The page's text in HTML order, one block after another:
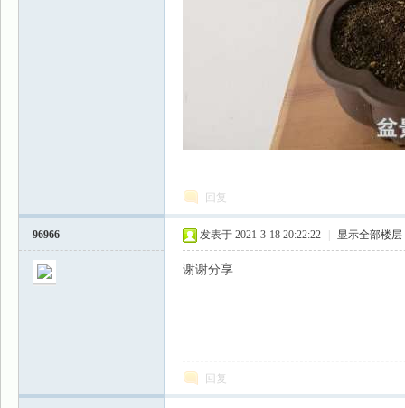
回复
96966 发表于 2021-3-18 20:22:22 显示全部楼层
谢谢分享
回复